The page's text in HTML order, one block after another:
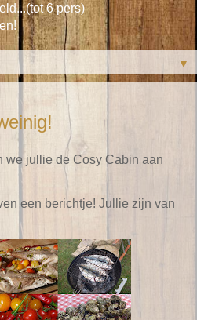
6 pers)
▼
we jullie de Cosy Cabin aan
een berichtje! Jullie zijn van